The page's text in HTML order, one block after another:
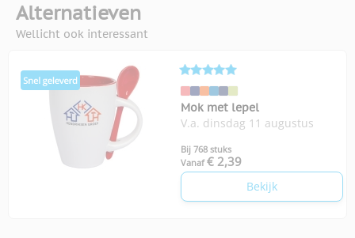
Alternatieven
Wellicht ook interessant
Mok met lepel
V.a. dinsdag 11 augustus
Bij 768 stuks
Vanaf € 2,39
Bekijk